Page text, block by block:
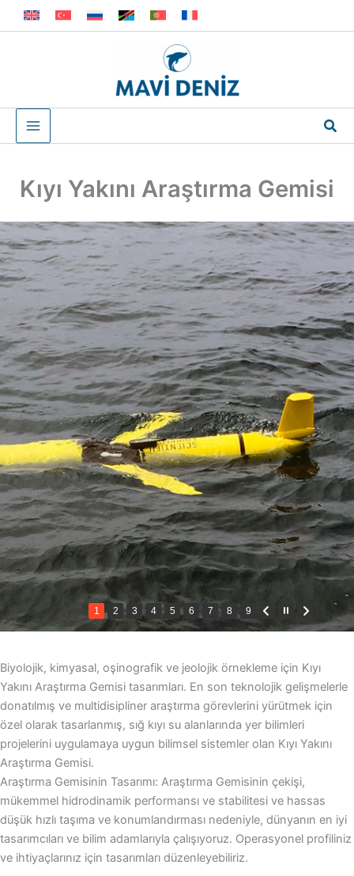
İçeriğe
atla
Kıyı Yakını Araştırma Gemisi
1 2 3 4 5 6 7 8 9
Biyolojik, kimyasal, oşinografik ve jeolojik örnekleme için Kıyı
Yakını Araştırma Gemisi tasarımları. En son teknolojik gelişmelerle
donatılmış ve multidisipliner araştırma görevlerini yürütmek için
özel olarak tasarlanmış, sığ kıyı su alanlarında yer bilimleri
projelerini uygulamaya uygun bilimsel sistemler olan Kıyı Yakını
Araştırma Gemisi.
Araştırma Gemisinin Tasarımı: Araştırma Gemisinin çekişi,
mükemmel hidrodinamik performansı ve stabilitesi ve hassas
düşük hızlı taşıma ve konumlandırması nedeniyle, dünyanın en iyi
tasarımcıları ve bilim adamlarıyla çalışıyoruz. Operasyonel profiliniz
ve ihtiyaçlarınız için tasarımları düzenleyebiliriz.